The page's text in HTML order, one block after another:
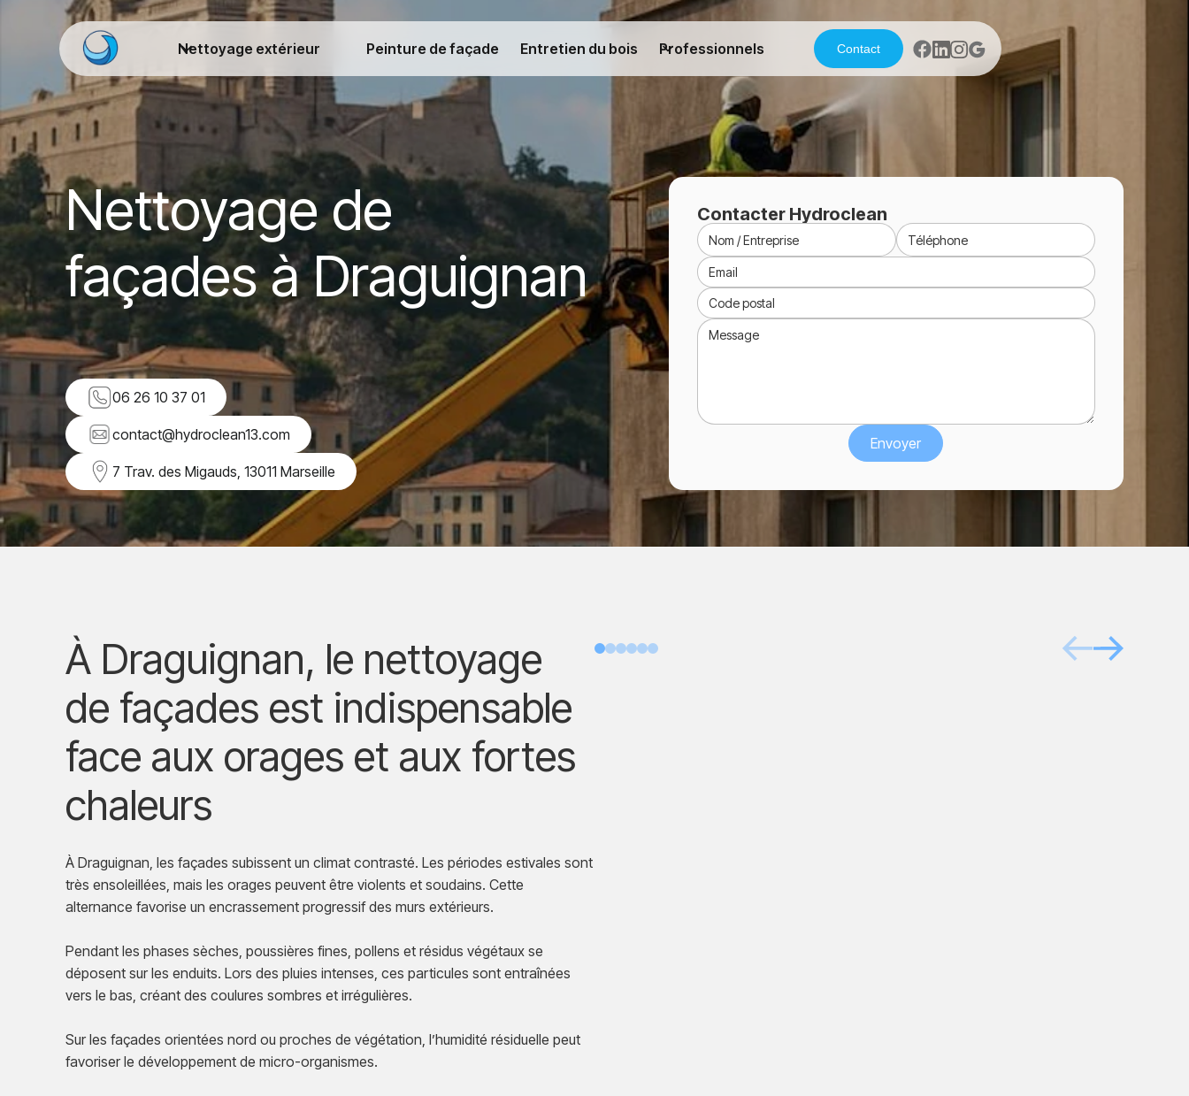
Nettoyage extérieur Peinture de façade Entretien du bois Professionnels Contact
Nettoyage de
façades à Draguignan
06 26 10 37 01
contact@hydroclean13.com
7 Trav. des Migauds, 13011 Marseille
Contacter Hydroclean
Avant Après
À Draguignan, le nettoyage
de façades est indispensable
face aux orages et aux fortes
chaleurs
À Draguignan, les façades subissent un climat contrasté. Les périodes estivales sont
très ensoleillées, mais les orages peuvent être violents et soudains. Cette
alternance favorise un encrassement progressif des murs extérieurs.
Pendant les phases sèches, poussières fines, pollens et résidus végétaux se
déposent sur les enduits. Lors des pluies intenses, ces particules sont entraînées
vers le bas, créant des coulures sombres et irrégulières.
Sur les façades orientées nord ou proches de végétation, l’humidité résiduelle peut
favoriser le développement de micro-organismes.